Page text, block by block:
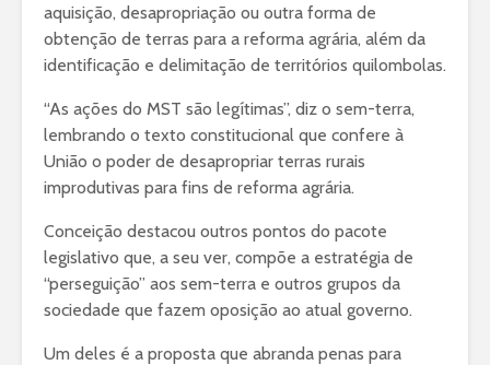
aquisição, desapropriação ou outra forma de
obtenção de terras para a reforma agrária, além da
identificação e delimitação de territórios quilombolas.
“As ações do MST são legítimas”, diz o sem-terra,
lembrando o texto constitucional que confere à
União o poder de desapropriar terras rurais
improdutivas para fins de reforma agrária.
Conceição destacou outros pontos do pacote
legislativo que, a seu ver, compõe a estratégia de
“perseguição” aos sem-terra e outros grupos da
sociedade que fazem oposição ao atual governo.
Um deles é a proposta que abranda penas para